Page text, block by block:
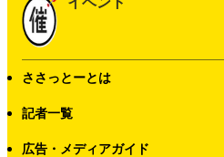
ささっとーとは
記者一覧
広告・メディアガイド